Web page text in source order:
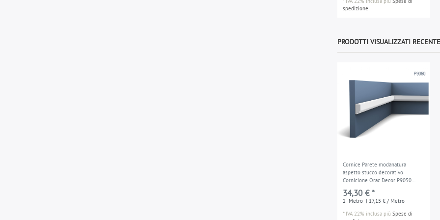
spedizione
PRODOTTI VISUALIZZATI
Cornice Parete modanatura
aspetto stucco decorativo
Cornicione Orac Decor P9050
34,30 € *
2 Metro | 17,15 € / Metro
* IVA 22% inclusa piùSpese di